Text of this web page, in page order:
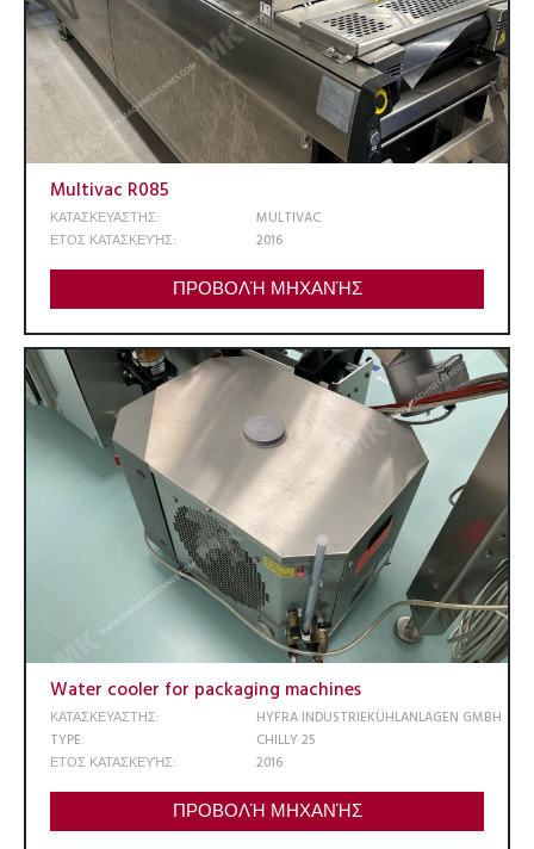
Multivac R085
ΚΑΤΑΣΚΕΥΑΣΤΗΣ:
MULTIVAC
ΕΤΟΣ ΚΑΤΑΣΚΕΥΉΣ:
2016
ΠΡΟΒΟΛΉ ΜΗΧΑΝΉΣ
Water cooler for packaging machines
ΚΑΤΑΣΚΕΥΑΣΤΗΣ:
HYFRA INDUSTRIEKÜHLANLAGEN GMBH
TYPE:
CHILLY 25
ΕΤΟΣ ΚΑΤΑΣΚΕΥΉΣ:
2016
ΠΡΟΒΟΛΉ ΜΗΧΑΝΉΣ